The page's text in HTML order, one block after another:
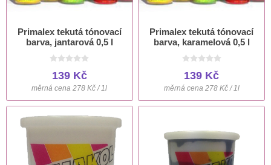
Primalex tekutá tónovací
barva, jantarová 0,5 l
139 Kč
měrná cena 278 Kč / 1l
Primalex tekutá tónovací
barva, karamelová 0,5 l
139 Kč
měrná cena 278 Kč / 1l